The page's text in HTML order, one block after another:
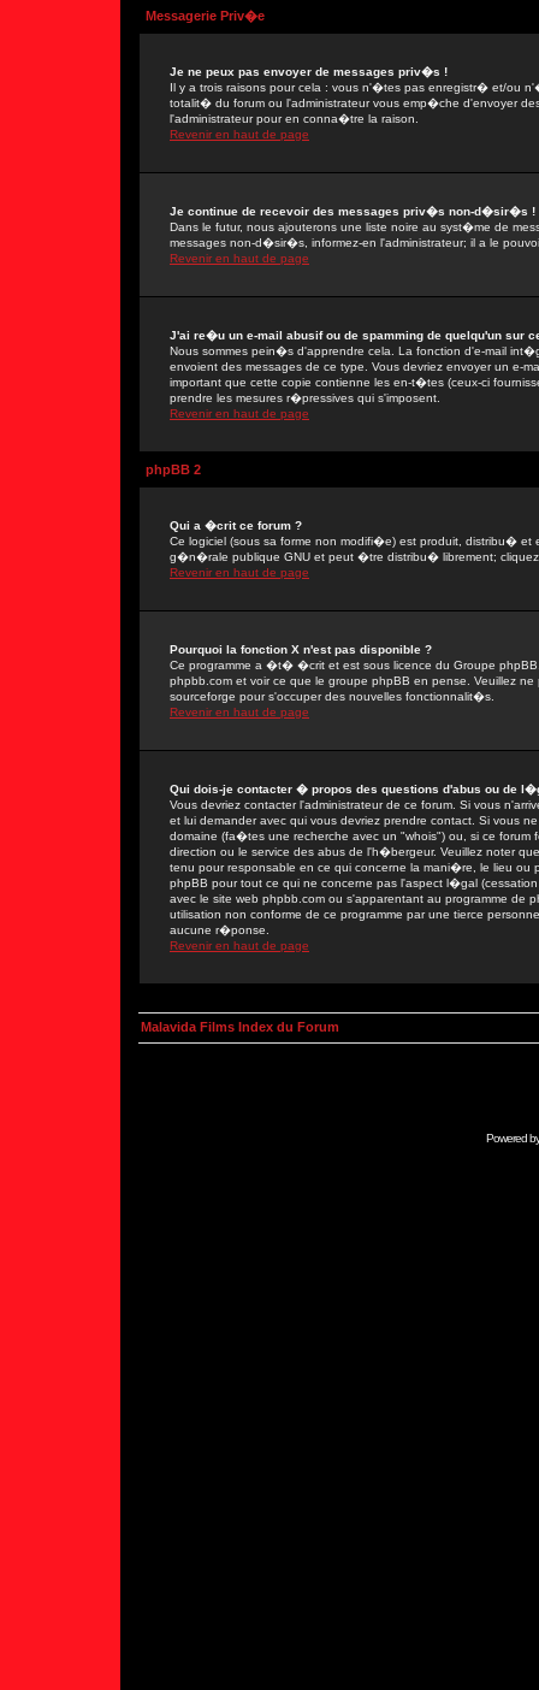
Messagerie Priv�e
Je ne peux pas envoyer de messages priv�s !
Il y a trois raisons pour cela : vous n'�tes pas enregistr� et/ou
totalit� du forum ou l'administrateur vous emp�che d'envoyer
l'administrateur pour en conna�tre la raison.
Revenir en haut de page
Je continue de recevoir des messages priv�s non-d�sir�s !
Dans le futur, nous ajouterons une liste noire au syst�me de
messages non-d�sir�s, informez-en l'administrateur; il a le
Revenir en haut de page
J'ai re�u un e-mail abusif ou de spamming de quelqu'un sur
Nous sommes pein�s d'apprendre cela. La fonction d'e-mail
envoient des messages de ce type. Vous devriez envoyer un e-
important que cette copie contienne les en-t�tes (ceux-ci
prendre les mesures r�pressives qui s'imposent.
Revenir en haut de page
phpBB 2
Qui a �crit ce forum ?
Ce logiciel (sous sa forme non modifi�e) est produit, distribu� et
g�n�rale publique GNU et peut �tre distribu� librement;
Revenir en haut de page
Pourquoi la fonction X n'est pas disponible ?
Ce programme a �t� �crit et est sous licence du Groupe
phpbb.com et voir ce que le groupe phpBB en pense. Veuillez
sourceforge pour s'occuper des nouvelles fonctionnalit�s.
Revenir en haut de page
Qui dois-je contacter � propos des questions d'abus ou de
Vous devriez contacter l'administrateur de ce forum. Si vous
et lui demander avec qui vous devriez prendre contact. Si vous
domaine (fa�tes une recherche avec un "whois") ou, si ce
direction ou le service des abus de l'h�bergeur. Veuillez noter
tenu pour responsable en ce qui concerne la mani�re, le lieu
phpBB pour tout ce qui ne concerne pas l'aspect l�gal
avec le site web phpbb.com ou s'apparentant au programme de
utilisation non conforme de ce programme par une tierce
aucune r�ponse.
Revenir en haut de page
Malavida Films Index du Forum
Powered